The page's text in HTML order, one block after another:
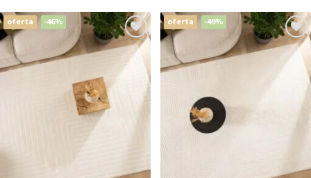
oferta -46% oferta -49%